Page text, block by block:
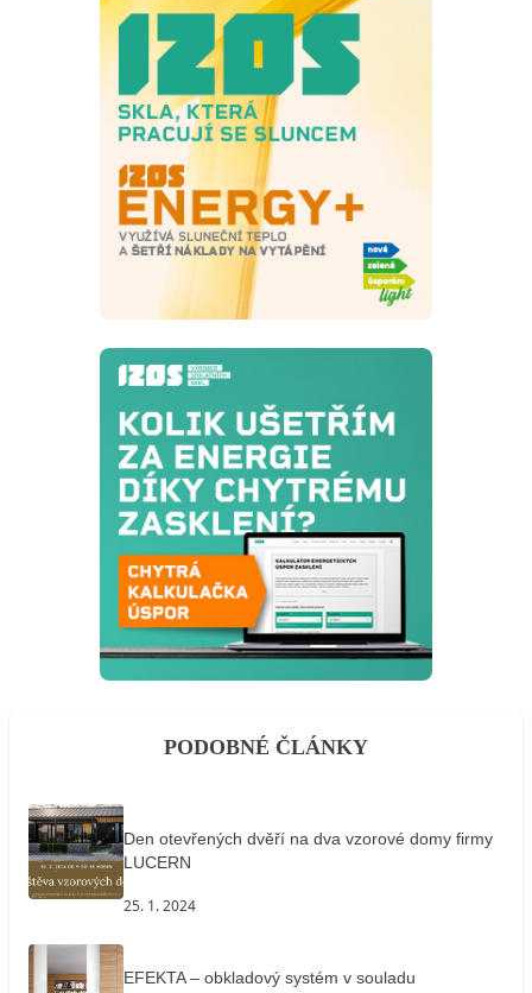
PODOBNÉ ČLÁNKY
Den otevřených dvěří na dva vzorové domy firmy
LUCERN
25. 1. 2024
EFEKTA – obkladový systém v souladu